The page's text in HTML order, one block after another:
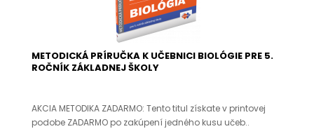
METODICKÁ PRÍRUČKA K UČEBNICI BIOLÓGIE PRE 5.
ROČNÍK ZÁKLADNEJ ŠKOLY
AKCIA METODIKA ZADARMO: Tento titul získate v printovej
podobe ZADARMO po zakúpení jedného kusu učeb..